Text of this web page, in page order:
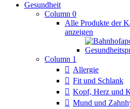
Gesundheit
Column 0
Alle Produkte der
anzeigen
Column 1
Allergie
Fit und Schlank
Kopf, Herz und
Mund und